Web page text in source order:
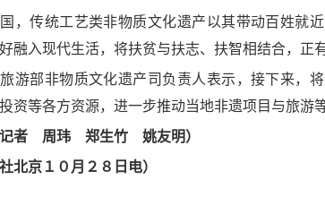
，传统工艺类非物质文化遗产以其带动百姓就
融入现代生活，将扶贫与扶志、扶智相结合，正
游部非物质文化遗产司负责人表示，接下来，
资等各方资源，进一步推动当地非遗项目与旅游
记者 周玮 郑生竹 姚友明）
社北京１０月２８日电）